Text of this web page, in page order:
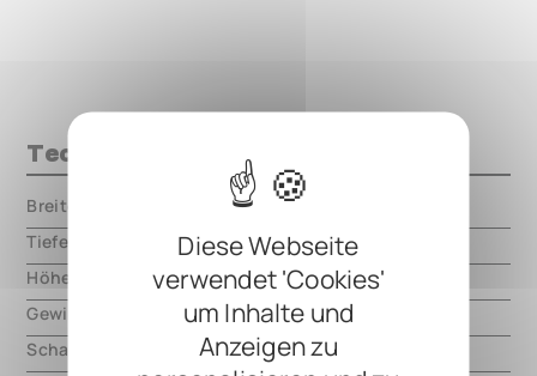
Diese Webseite
verwendet 'Cookies'
um Inhalte und
Anzeigen zu
Technische Daten
Breite
000.00 mm
Tiefe
000.00 mm
Höhe
000.00 mm
Gewicht
000.00 mm
Schaltungsart
analog